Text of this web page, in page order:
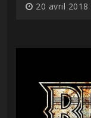
20 avril 2018